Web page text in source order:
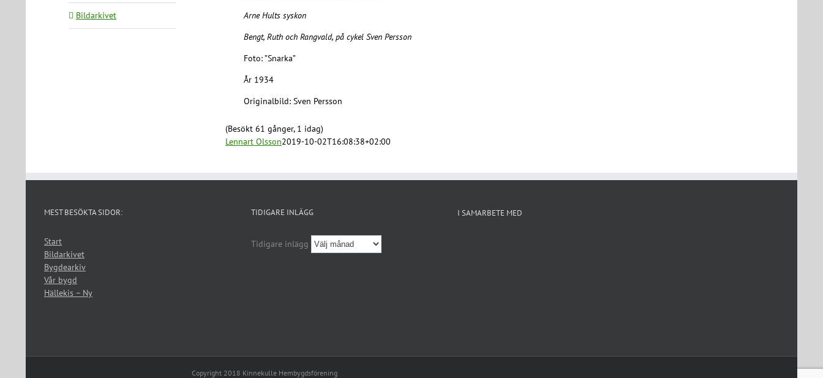
Arne Hults syskon
Bengt, Ruth och Rangvald, på cykel Sven Persson
Foto: ”Snarka”
År 1934
Originalbild: Sven Persson
(Besökt 61 gånger, 1 idag)
Lennart Olsson2019-10-02T16:08:38+02:00
Bildarkivet
MEST BESÖKTA SIDOR:
Start
Bildarkivet
Bygdearkiv
Vår bygd
Hällekis – Ny
TIDIGARE INLÄGG
Tidigare inlägg
I SAMARBETE MED
Copyright 2018 Kinnekulle Hembygdsförening